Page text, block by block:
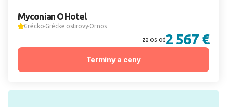
Myconian O Hotel
Grécko Grécke ostrovy Ornos
za os. od2 567 €
Termíny a ceny